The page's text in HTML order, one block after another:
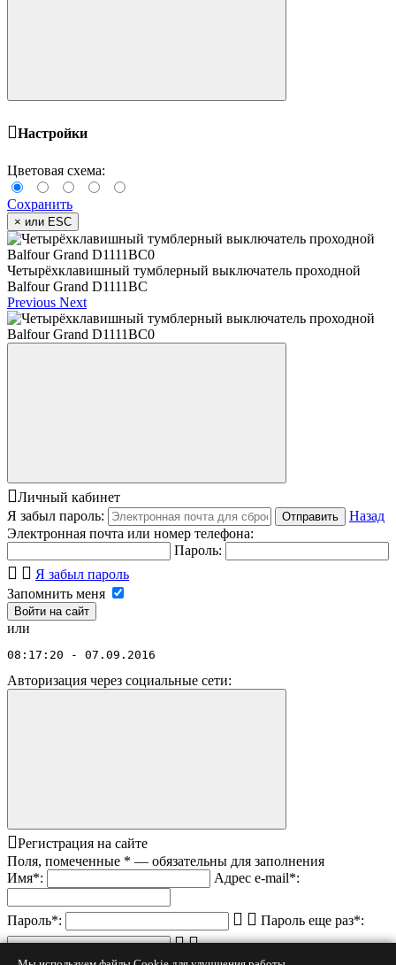
Настройки
Цветовая схема:
Сохранить
× или ESC
Четырёхклавишный тумблерный выключатель проходной
Balfour Grand D1111BC
Previous Next
Личный кабинет
Я забыл пароль:
Отправить
Назад
Электронная почта или номер телефона:
Пароль:
Я забыл пароль
Запомнить меня
или
08:17:20 - 07.09.2016
Авторизация через социальные сети:
Регистрация на сайте
Поля, помеченные * — обязательны для заполнения
Имя*: Адрес e-mail*:
Пароль*: Пароль еще раз*: